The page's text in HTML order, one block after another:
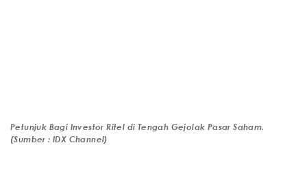
Petunjuk Bagi Investor Ritel di Tengah Gejolak Pasar Saham.
(Sumber : IDX Channel)